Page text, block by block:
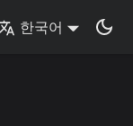
한국어